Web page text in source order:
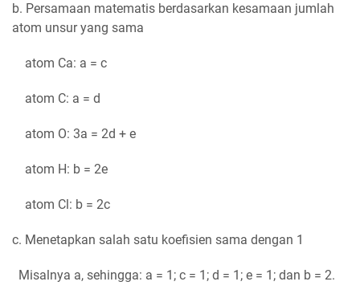
b. Persamaan matematis berdasarkan kesamaan jumlah
atom unsur yang sama
atom Ca: a = c
atom C: a = d
atom O: 3a = 2d + e
atom H: b = 2e
atom Cl: b = 2c
c. Menetapkan salah satu koefisien sama dengan 1
Misalnya a, sehingga: a = 1; c = 1; d = 1; e = 1; dan b = 2.